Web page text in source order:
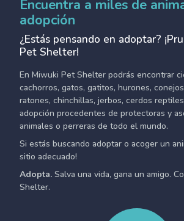
Encuentra a miles de
adopción
¿Estás pensando en adoptar?
Pet Shelter!
En Miwuki Pet Shelter podrás encontrar
cachorros, gatos, gatitos, hurones,
ratones, chinchillas, jerbos, cerdos
adopción procedentes de protectoras y
animales o perreras de todo el mundo.
Si estás buscando adoptar o acoger un
sitio adecuado!
Adopta. Salva una vida, gana un amigo.
Shelter.